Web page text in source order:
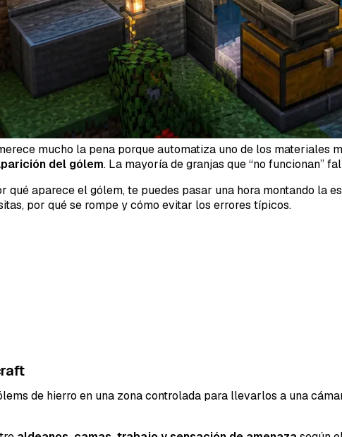
mucho la pena porque automatiza uno de los materiales
del gólem. La mayoría de granjas que “no funcionan”
qué aparece el gólem, te puedes pasar una hora montando la
por qué se rompe y cómo evitar los errores típicos.
de hierro en una zona controlada para llevarlos a una